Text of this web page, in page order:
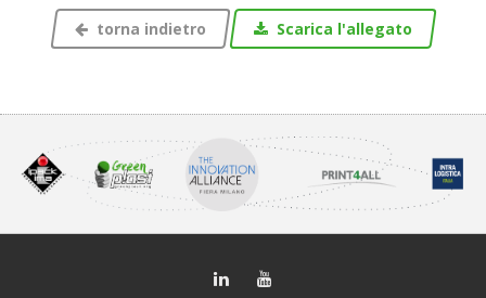
torna indietro Scarica l'allegato